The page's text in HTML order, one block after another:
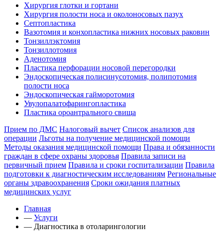
Хирургия глотки и гортани
Хирургия полости носа и околоносовых пазух
Септопластика
Вазотомия и конхопластика нижних носовых раковин
Тонзиллэктомия
Тонзиллотомия
Аденотомия
Пластика перфорации носовой перегородки
Эндоскопическая полисинусотомия, полипотомия
полости носа
Эндоскопическая гайморотомия
Увулопалатофарингопластика
Пластика ороантрального свища
Прием по ДМС Налоговый вычет Список анализов для
операции Льготы на получение медицинской помощи
Методы оказания медицинской помощи Права и обязанности
граждан в сфере охраны здоровья Правила записи на
первичный прием Правила и сроки госпитализации Правила
подготовки к диагностическим исследованиям Региональные
органы здравоохранения Сроки ожидания платных
медицинских услуг
Главная
— Услуги
— Диагностика в отоларингологии